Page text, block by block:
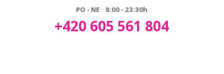
PO - NE 8:00 - 23:30h
+420 605 561 804